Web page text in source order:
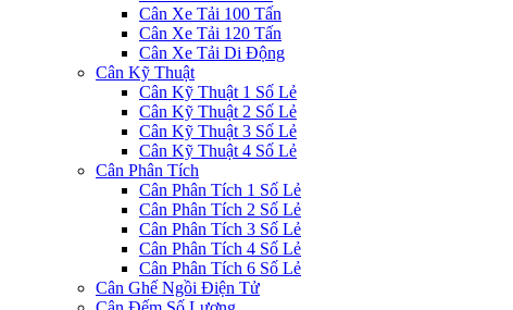
Cân Xe Tải 100 Tấn
Cân Xe Tải 120 Tấn
Cân Xe Tải Di Động
Cân Kỹ Thuật
Cân Kỹ Thuật 1 Số Lẻ
Cân Kỹ Thuật 2 Số Lẻ
Cân Kỹ Thuật 3 Số Lẻ
Cân Kỹ Thuật 4 Số Lẻ
Cân Phân Tích
Cân Phân Tích 1 Số Lẻ
Cân Phân Tích 2 Số Lẻ
Cân Phân Tích 3 Số Lẻ
Cân Phân Tích 4 Số Lẻ
Cân Phân Tích 6 Số Lẻ
Cân Ghế Ngồi Điện Tử